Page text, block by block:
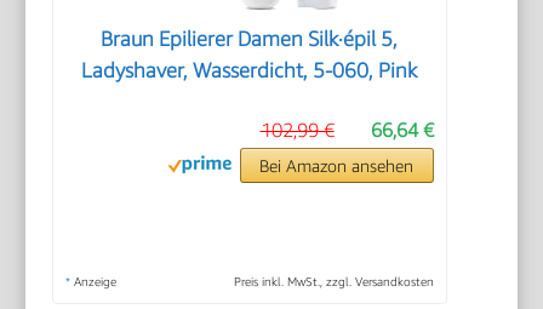
Braun Epilierer Damen Silk·épil 5,
Ladyshaver, Wasserdicht, 5-060, Pink
66,64 €
102,99 €
Bei Amazon ansehen
* Anzeige Preis inkl. MwSt., zzgl. Versandkosten